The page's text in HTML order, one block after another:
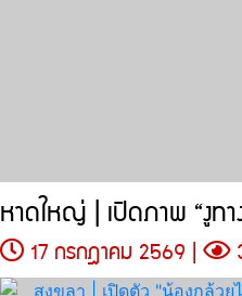
หาดใหญ่ | เปิดภาพ “งูทา
17 กรกฎาคม 2569 |